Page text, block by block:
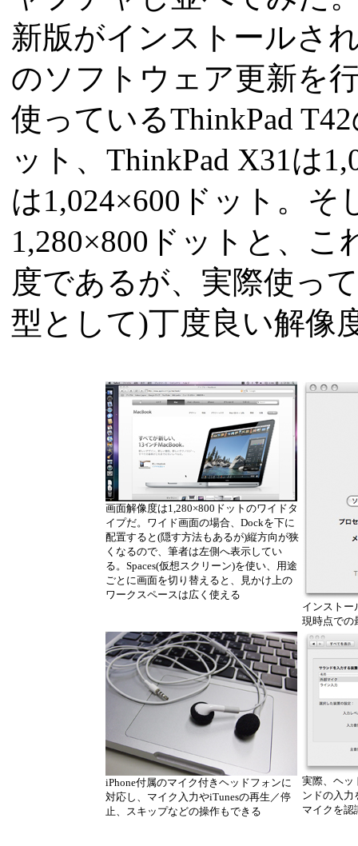
新版がインストールさ
のソフトウェア更新を
使っているThinkPad
ット、ThinkPad X31は
は1,024×600ドット。そ
1,280×800ドットと、
度であるが、実際使っ
型として)丁度良い解像
画面解像度は1,280×800ドットのワイドタ
イプだ。ワイド画面の場合、Dockを下に
配置すると(隠す方法もあるが)縦方向が狭
くなるので、筆者は左側へ表示してい
る。Spaces(仮想スクリーン)を使い、用途
ごとに画面を切り替えると、見かけ上の
ワークスペースは広く使える
インストー
現時点での
iPhone付属のマイク付きヘッドフォンに
対応し、マイク入力やiTunesの再生／停
止、スキップなどの操作もできる
実際、ヘッ
ンドの入力
マイクを認